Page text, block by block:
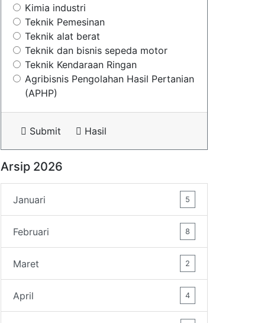
Kimia industri
Teknik Pemesinan
Teknik alat berat
Teknik dan bisnis sepeda motor
Teknik Kendaraan Ringan
Agribisnis Pengolahan Hasil Pertanian
(APHP)
Submit Hasil
Arsip 2026
Januari 5
Februari 8
Maret 2
April 4